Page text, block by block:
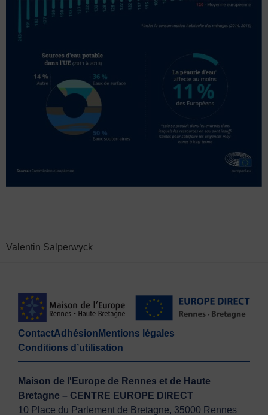
Valentin Salperwyck
ContactAdhésion Mentions légales
Conditions d’utilisation
Maison de l'Europe de Rennes et de Haute
Bretagne – CENTRE EUROPE DIRECT
10 Place du Parlement de Bretagne, 35000 Rennes